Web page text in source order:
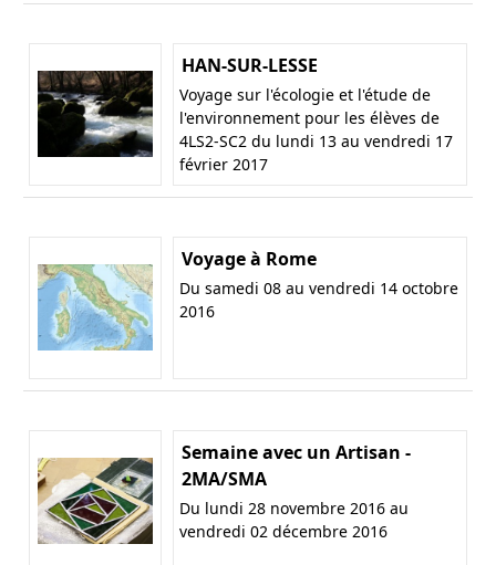
HAN-SUR-LESSE
Voyage sur l'écologie et l'étude de
l'environnement pour les élèves de
4LS2-SC2 du lundi 13 au vendredi 17
février 2017
Voyage à Rome
Du samedi 08 au vendredi 14 octobre
2016
Semaine avec un Artisan -
2MA/SMA
Du lundi 28 novembre 2016 au
vendredi 02 décembre 2016